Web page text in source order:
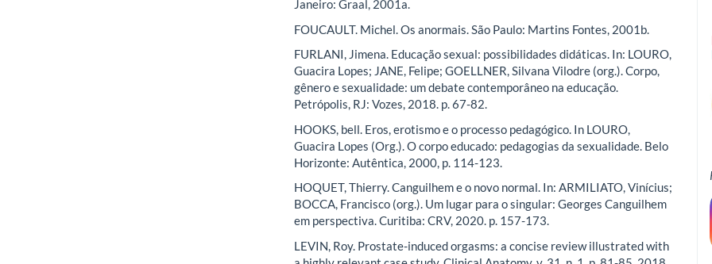
Janeiro: Graal, 2001a.
FOUCAULT. Michel. Os anormais. São Paulo: Martins Fontes, 2001b.
FURLANI, Jimena. Educação sexual: possibilidades didáticas. In: LOURO,
Guacira Lopes; JANE, Felipe; GOELLNER, Silvana Vilodre (org.). Corpo,
gênero e sexualidade: um debate contemporâneo na educação.
Petrópolis, RJ: Vozes, 2018. p. 67-82.
HOOKS, bell. Eros, erotismo e o processo pedagógico. In LOURO,
Guacira Lopes (Org.). O corpo educado: pedagogias da sexualidade. Belo
Horizonte: Autêntica, 2000, p. 114-123.
HOQUET, Thierry. Canguilhem e o novo normal. In: ARMILIATO, Vinícius;
BOCCA, Francisco (org.). Um lugar para o singular: Georges Canguilhem
em perspectiva. Curitiba: CRV, 2020. p. 157-173.
LEVIN, Roy. Prostate-induced orgasms: a concise review illustrated with